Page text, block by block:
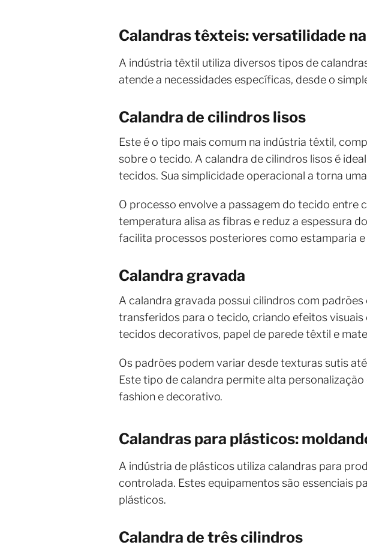
Calandras têxteis: versatilidade
A indústria têxtil utiliza diversos tipos de
atende a necessidades específicas, desde o
Calandra de cilindros lisos
Este é o tipo mais comum na indústria têxtil,
sobre o tecido. A calandra de cilindros lisos é
tecidos. Sua simplicidade operacional a torna
O processo envolve a passagem do tecido entre
temperatura alisa as fibras e reduz a espessura
facilita processos posteriores como estamparia
Calandra gravada
A calandra gravada possui cilindros com
transferidos para o tecido, criando efeitos
tecidos decorativos, papel de parede têxtil e
Os padrões podem variar desde texturas sutis
Este tipo de calandra permite alta
fashion e decorativo.
Calandras para plásticos:
A indústria de plásticos utiliza calandras para
controlada. Estes equipamentos são essenciais
plásticos.
Calandra de três cilindros